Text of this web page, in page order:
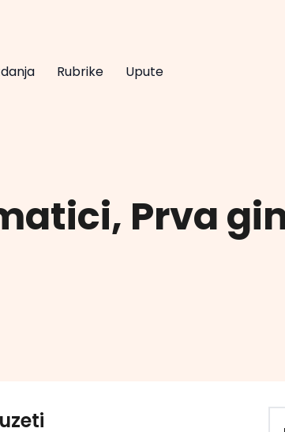
Rubrike Upute
Prva